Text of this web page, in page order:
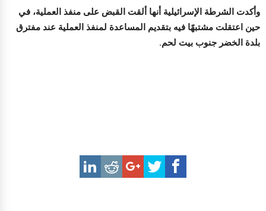
وأكدت الشرطة الإسرائيلية أنها ألقت القبض على منفذ العملية، في
حين اعتقلت مشتبهًا فيه بتقديم المساعدة لمنفذ العملية عند مفترق
بلدة الخضر جنوب بيت لحم.